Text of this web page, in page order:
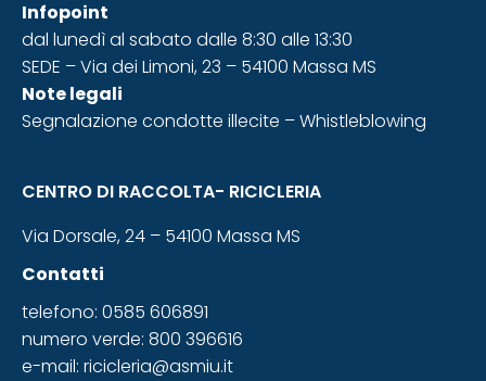
Infopoint
dal lunedì al sabato dalle 8:30 alle 13:30
SEDE – Via dei Limoni, 23 – 54100 Massa MS
Note legali
Segnalazione condotte illecite – Whistleblowing
CENTRO DI RACCOLTA- RICICLERIA
Via Dorsale, 24 – 54100 Massa MS
Contatti
telefono: 0585 606891
numero verde: 800 396616
e-mail: ricicleria@asmiu.it